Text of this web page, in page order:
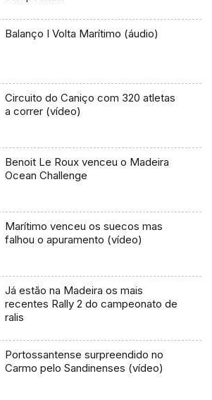
Balanço I Volta Marítimo (áudio)
Circuito do Caniço com 320 atletas
a correr (vídeo)
Benoit Le Roux venceu o Madeira
Ocean Challenge
Marítimo venceu os suecos mas
falhou o apuramento (vídeo)
Já estão na Madeira os mais
recentes Rally 2 do campeonato de
ralis
Portossantense surpreendido no
Carmo pelo Sandinenses (vídeo)